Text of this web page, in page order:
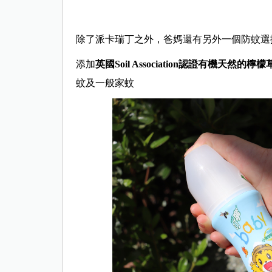
除了派卡瑞丁之外，爸媽還有另外一個防蚊
添加英國Soil Association認證有機天然的檸檬
蚊及一般家蚊